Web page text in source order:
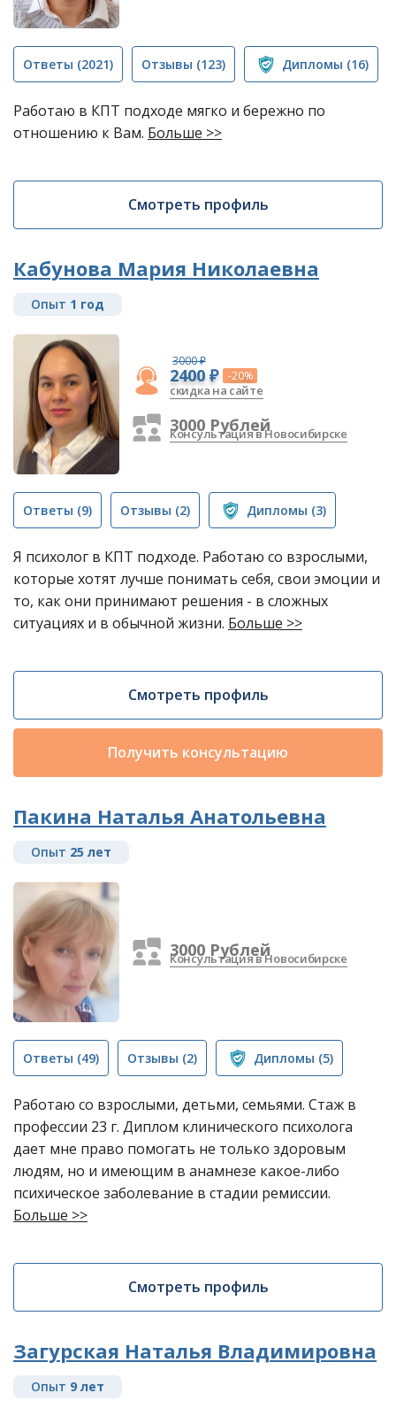
Ответы (2021) Отзывы (123) Дипломы (16)
Работаю в КПТ подходе мягко и бережно по
отношению к Вам. Больше >>
Смотреть профиль
Кабунова Мария Николаевна
Опыт 1 год
3000 ₽
2400 ₽ -20%
скидка на сайте
3000 Рублей
Консультация в Новосибирске
Ответы (9) Отзывы (2) Дипломы (3)
Я психолог в КПТ подходе. Работаю со взрослыми,
которые хотят лучше понимать себя, свои эмоции и
то, как они принимают решения - в сложных
ситуациях и в обычной жизни. Больше >>
Смотреть профиль
Получить консультацию
Пакина Наталья Анатольевна
Опыт 25 лет
3000 Рублей
Консультация в Новосибирске
Ответы (49) Отзывы (2) Дипломы (5)
Работаю со взрослыми, детьми, семьями. Стаж в
профессии 23 г. Диплом клинического психолога
дает мне право помогать не только здоровым
людям, но и имеющим в анамнезе какое-либо
психическое заболевание в стадии ремиссии.
Больше >>
Смотреть профиль
Загурская Наталья Владимировна
Опыт 9 лет